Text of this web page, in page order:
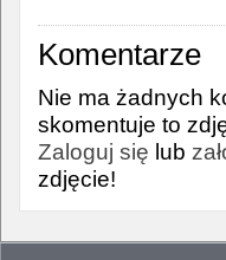
Komentarze
Nie ma żadnych
skomentuje to
Zaloguj się lub
zdjęcie!